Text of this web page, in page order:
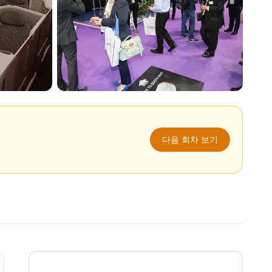
다음 회차 보기